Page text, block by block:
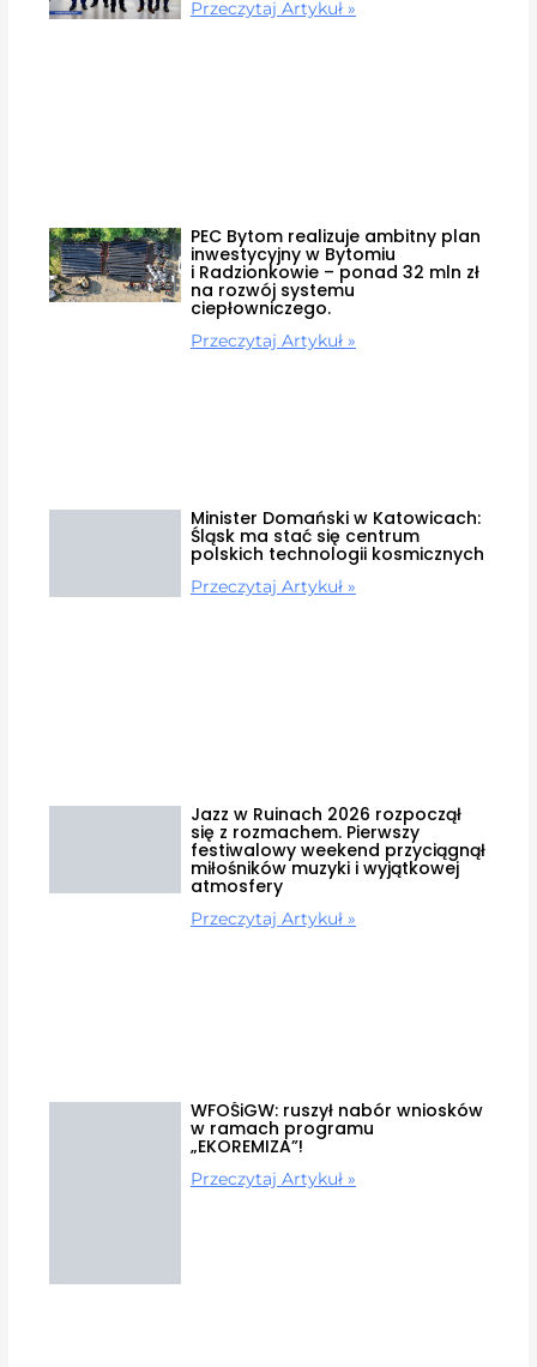
Przeczytaj Artykuł »
PEC Bytom realizuje ambitny plan
inwestycyjny w Bytomiu
i Radzionkowie – ponad 32 mln zł
na rozwój systemu
ciepłowniczego.
Przeczytaj Artykuł »
Minister Domański w Katowicach:
Śląsk ma stać się centrum
polskich technologii kosmicznych
Przeczytaj Artykuł »
Jazz w Ruinach 2026 rozpoczął
się z rozmachem. Pierwszy
festiwalowy weekend przyciągnął
miłośników muzyki i wyjątkowej
atmosfery
Przeczytaj Artykuł »
WFOŚiGW: ruszył nabór wniosków
w ramach programu
„EKOREMIZA”!
Przeczytaj Artykuł »